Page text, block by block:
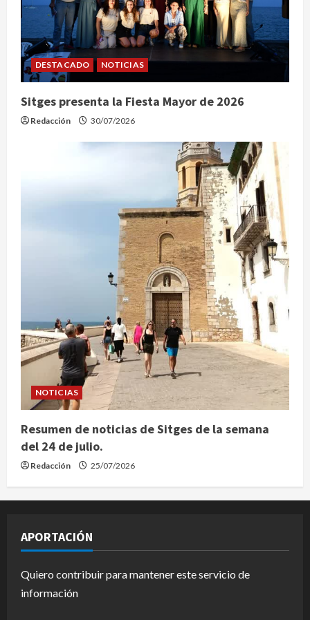
DESTACADO NOTICIAS
Sitges presenta la Fiesta Mayor de 2026
Redacción 30/07/2026
NOTICIAS
Resumen de noticias de Sitges de la semana
del 24 de julio.
Redacción 25/07/2026
APORTACIÓN
Quiero contribuir para mantener este servicio de
información